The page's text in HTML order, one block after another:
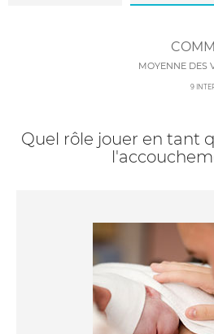
MOYENNE DES
9
Quel rôle jouer en tant